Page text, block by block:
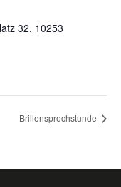
32, 10253
Brillensprechstunde